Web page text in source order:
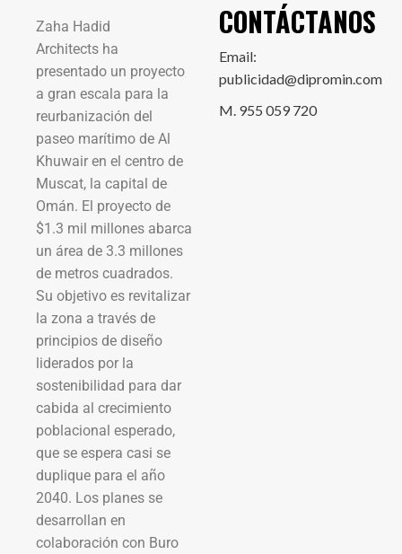
Zaha Hadid
Architects ha
presentado un proyecto
a gran escala para la
reurbanización del
paseo marítimo de Al
Khuwair en el centro de
Muscat, la capital de
Omán. El proyecto de
$1.3 mil millones abarca
un área de 3.3 millones
de metros cuadrados.
Su objetivo es revitalizar
la zona a través de
principios de diseño
liderados por la
sostenibilidad para dar
cabida al crecimiento
poblacional esperado,
que se espera casi se
duplique para el año
2040. Los planes se
desarrollan en
colaboración con Buro
CONTÁCTANOS
Email:
publicidad@dipromin.com
M. 955 059 720